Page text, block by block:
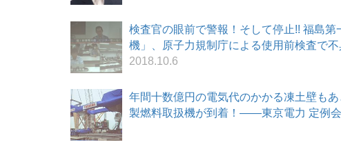
検査官の眼前で警報！そして停止!! 福島
機」、原子力規制庁による使用前検査で
2018.10.6
年間十数億円の電気代のかかる凍土壁も
製燃料取扱機が到着！――東京電力 定例